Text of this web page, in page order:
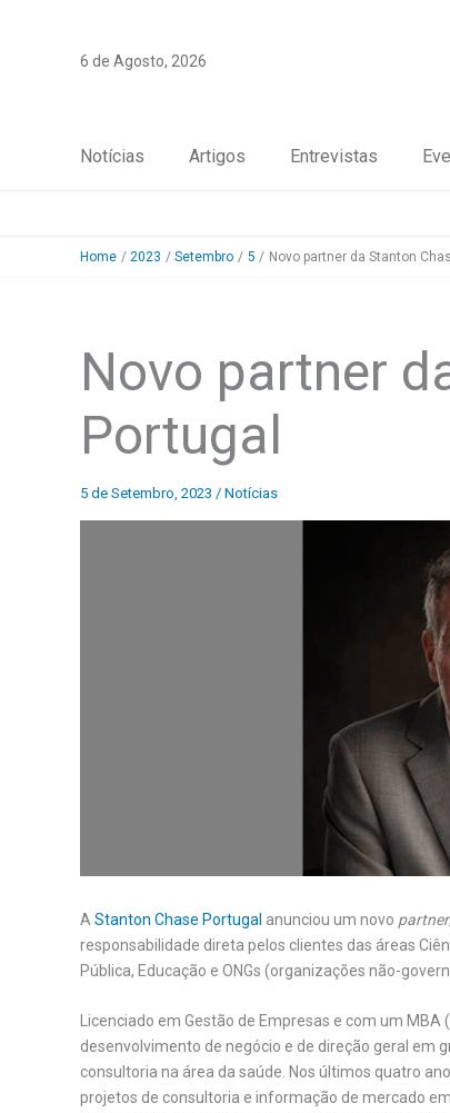
6 de Agosto, 2026
Notícias Artigos Entrevistas
Home 2023 Setembro 5 Novo partner da Stanton
Novo partner
Portugal
5 de Setembro, 2023 / Notícias
A Stanton Chase Portugal anunciou um novo partner
responsabilidade direta pelos clientes das áreas
Pública, Educação e ONGs (organizações não-
Licenciado em Gestão de Empresas e com um
desenvolvimento de negócio e de direção geral em
consultoria na área da saúde. Nos últimos quatro
projetos de consultoria e informação de mercado